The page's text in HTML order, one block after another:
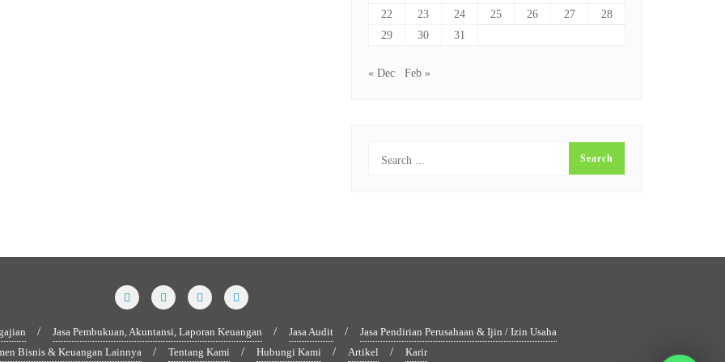
22 23 24 25 26 27
28
29
30 31
« Dec Feb »
Jasa Pembukuan, Akuntansi, Laporan Keuangan Jasa Audit
Jasa Pendirian Perusahaan & Ijin / Izin Usaha
Bisnis & Keuangan Lainnya
Tentang Kami Hubungi Kami Artikel Karir